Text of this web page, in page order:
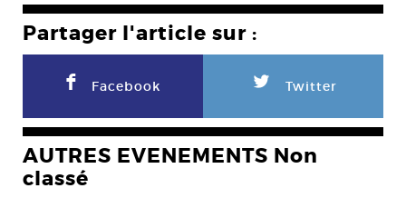
Partager l'article sur :
F Facebook L Twitter
AUTRES EVENEMENTS Non
classé